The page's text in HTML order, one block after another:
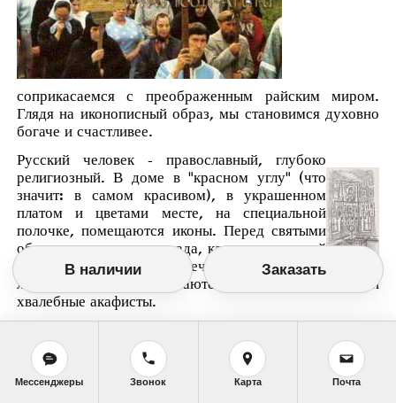
соприкасаемся с преображенным райским миром.
Глядя на иконописный образ, мы становимся духовно
богаче и счастливее.
Русский человек - православный, глубоко
религиозный. В доме в "красном углу" (что
значит: в самом красивом), в украшенном
платом и цветами месте, на специальной
полочке, помещаются иконы. Перед святыми
образами теплится лампада, как символ нашей
молитвы, зажигаются свечи в знак нашей
любви к Господу, читаются молебные каноны и
хвалебные акафисты.
рода. Их передают в наследство,
первыми вносят в новый дом,
освящая его.
В наличии Заказать
Мессенджеры Звонок Карта Почта